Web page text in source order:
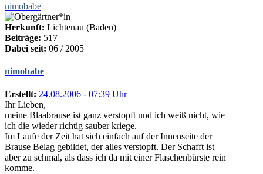
nimobabe
Herkunft: Lichtenau (Baden)
Beiträge: 517
Dabei seit: 06 / 2005
nimobabe
Erstellt: 24.08.2006 - 07:39 Uhr
Ihr Lieben,
meine Blaabrause ist ganz verstopft und ich weiß nicht, wie
ich die wieder richtig sauber kriege.
Im Laufe der Zeit hat sich einfach auf der Innenseite der
Brause Belag gebildet, der alles verstopft. Der Schafft ist
aber zu schmal, als dass ich da mit einer Flaschenbürste rein
komme.